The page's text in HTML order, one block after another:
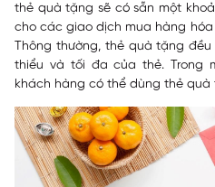
thẻ quà tặng sẽ có sẵn một
cho các giao dịch mua hàng
Thông thường, thẻ quà tặng
thiểu và tối đa của thẻ. Trong
khách hàng có thể dùng thẻ